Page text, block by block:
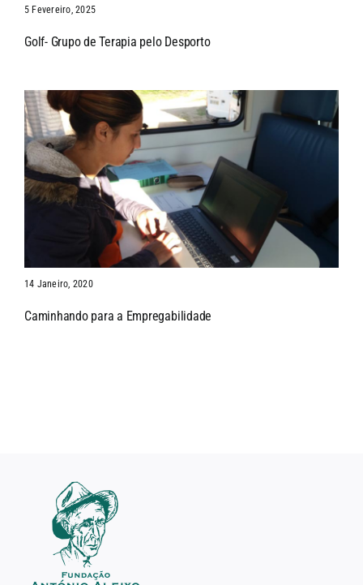
5 Fevereiro, 2025
Golf- Grupo de Terapia pelo Desporto
14 Janeiro, 2020
Caminhando para a Empregabilidade